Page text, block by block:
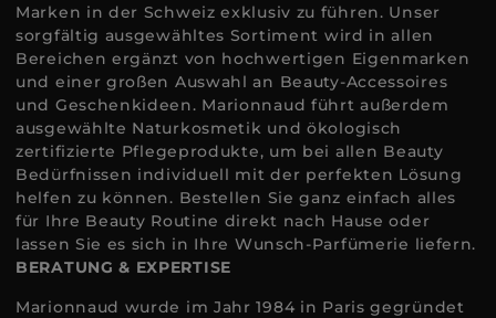
Marken in der Schweiz exklusiv zu führen. Unser
sorgfältig ausgewähltes Sortiment wird in allen
Bereichen ergänzt von hochwertigen Eigenmarken
und einer großen Auswahl an Beauty-Accessoires
und Geschenkideen. Marionnaud führt außerdem
ausgewählte Naturkosmetik und ökologisch
zertifizierte Pflegeprodukte, um bei allen Beauty
Bedürfnissen individuell mit der perfekten Lösung
helfen zu können. Bestellen Sie ganz einfach alles
für Ihre Beauty Routine direkt nach Hause oder
lassen Sie es sich in Ihre Wunsch-Parfümerie liefern.
BERATUNG & EXPERTISE
Marionnaud wurde im Jahr 1984 in Paris gegründet